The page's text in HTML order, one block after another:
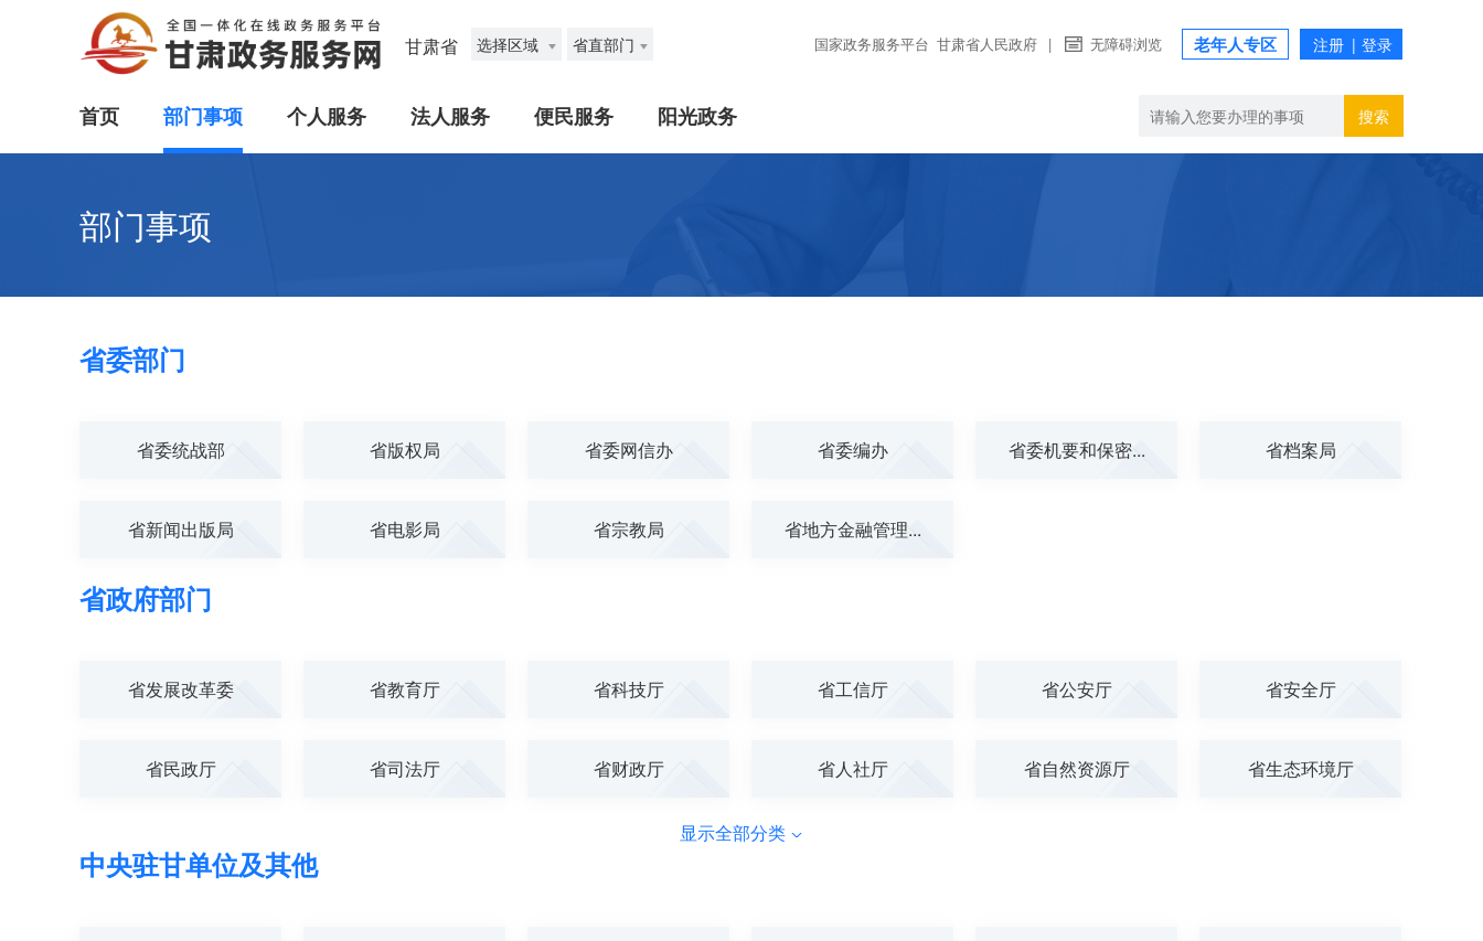
甘肃省 选择区域 省直部门 国家政务服务平台 甘肃省人民政府 | 无障碍浏览 老年人专区
首页 部门事项 个人服务 法人服务 便民服务 阳光政务 搜索
部门事项
省委部门
省委统战部 省版权局 省委网信办 省委编办 省委机要和保密... 省档案局
省新闻出版局 省电影局 省宗教局 省地方金融管理...
省政府部门
省发展改革委 省教育厅 省科技厅 省工信厅 省公安厅 省安全厅
省民政厅 省司法厅 省财政厅 省人社厅 省自然资源厅 省生态环境厅
显示全部分类
中央驻甘单位及其他